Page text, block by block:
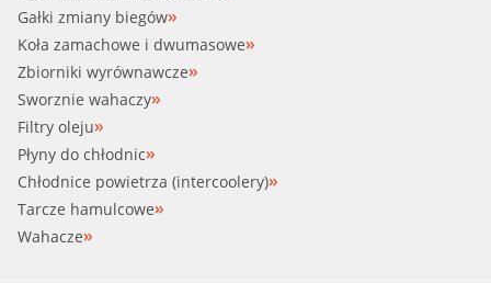
Gałki zmiany biegów
Koła zamachowe i dwumasowe
Zbiorniki wyrównawcze
Sworznie wahaczy
Filtry oleju
Płyny do chłodnic
Chłodnice powietrza (intercoolery)
Tarcze hamulcowe
Wahacze